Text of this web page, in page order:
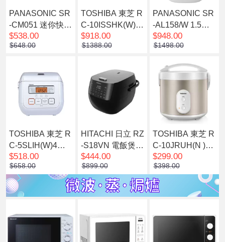
PANASONIC SR
-CM051 迷你快思
邏輯西施電飯煲
(0.5公升)
$538.00
$648.00
TOSHIBA 東芝 R
C-10ISSHK(W) 1
公升磁應電飯煲
$918.00
$1388.00
PANASONIC SR
-AL158/W 1.5公
升 IH磁應西施電
飯煲(白色)
$948.00
$1498.00
TOSHIBA 東芝 R
C-5SLIH(W)4毫
米厚釜電飯煲(0.5
4公升)
$518.00
$658.00
HITACHI 日立 RZ
-S18VN 電飯煲
(1.8公升)
$444.00
$899.00
TOSHIBA 東芝 R
C-10JRUH(N )電
飯煲 1公升
$299.00
$398.00